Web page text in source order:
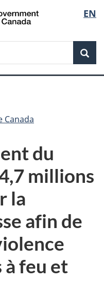
de
la
EN
Canada
du
millions
la
afin de
à feu et